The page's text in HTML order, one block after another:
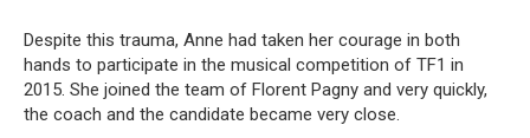
Despite this trauma, Anne had taken her courage in both
hands to participate in the musical competition of TF1 in
2015. She joined the team of Florent Pagny and very quickly,
the coach and the candidate became very close.